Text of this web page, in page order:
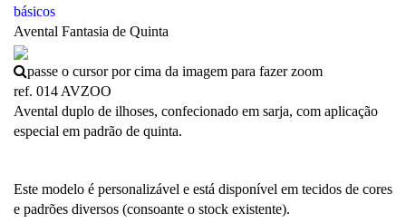
básicos
Avental Fantasia de Quinta
passe o cursor por cima da imagem para fazer zoom
ref. 014 AVZOO
Avental duplo de ilhoses, confecionado em sarja, com aplicação
especial em padrão de quinta.
Este modelo é personalizável e está disponível em tecidos de cores
e padrões diversos (consoante o stock existente).